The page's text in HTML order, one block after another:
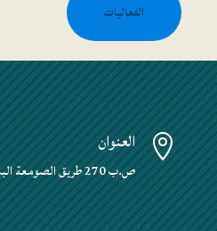
الفعاليات
 العنوان
ص.ب 270 طريق الصومعة البليدة